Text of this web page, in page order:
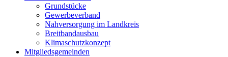
Grundstücke
Gewerbeverband
Nahversorgung im Landkreis
Breitbandausbau
Klimaschutzkonzept
Mitgliedsgemeinden